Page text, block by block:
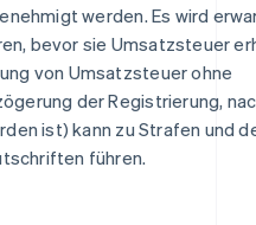
werden. Es wird
bevor sie Umsatzsteuer
von Umsatzsteuer ohne
der Registrierung,
ist) kann zu Strafen und
führen.